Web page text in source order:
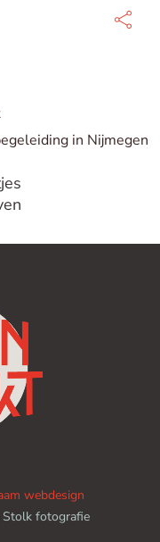
in Nijmegen
webdesign
fotografie